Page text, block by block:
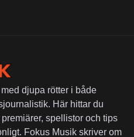
djupa rötter i både
Här hittar du
spellistor och tips
Fokus Musik skriver om